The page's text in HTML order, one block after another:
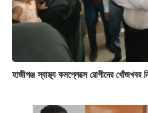
হাজীগঞ্জ স্বাস্থ্য কমপ্লেক্সে রোগীদের